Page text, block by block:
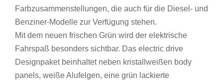
Farbzusammenstellungen, die auch für die Diesel- und
Benziner-Modelle zur Verfügung stehen.
Mit dem neuen frischen Grün wird der elektrische
Fahrspaß besonders sichtbar. Das electric drive
Designpaket beinhaltet neben kristallweißen body
panels, weiße Alufelgen, eine grün lackierte